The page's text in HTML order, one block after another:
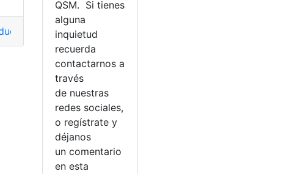
de Trabajo
de Educación
,Ministerio de Educación
QSM. Si tienes
alguna
inquietud
recuerda
contactarnos a
través
de nuestras
redes sociales,
o regístrate y
déjanos
un comentario
en esta